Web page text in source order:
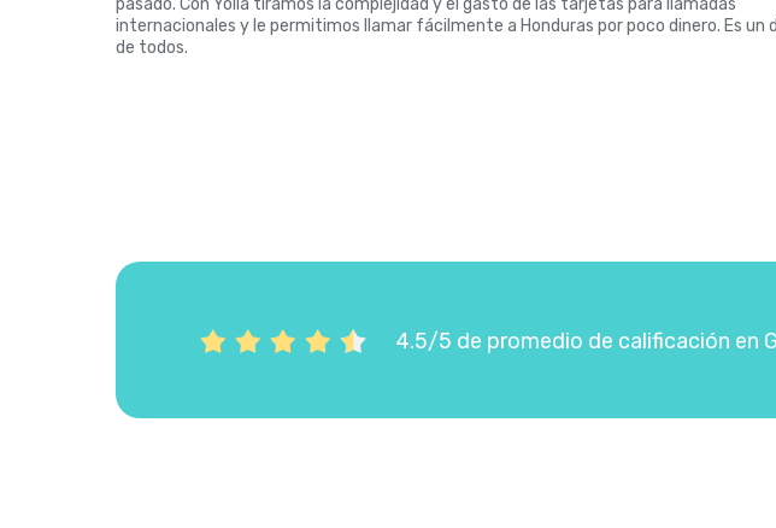
pasado. Con Yolla tiramos la complejidad y el gasto de las tarjetas para llamadas
internacionales y le permitimos llamar fácilmente a Honduras por poco dinero. Es un
de todos.
4.5/5 de promedio de calificación en